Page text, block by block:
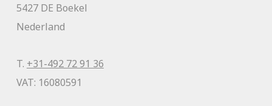
5427 DE Boekel
Nederland
T. +31-492 72 91 36
VAT: 16080591